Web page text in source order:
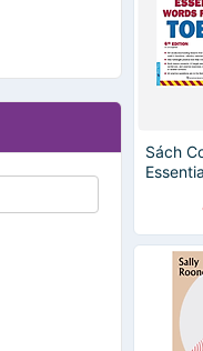
Sách
First